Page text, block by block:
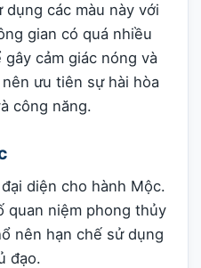
các màu này với
gian có quá nhiều
cảm giác nóng và
ưu tiên sự hài hòa
công năng.
diện cho hành Mộc.
quan niệm phong thủy
nên hạn chế sử dụng
đạo.